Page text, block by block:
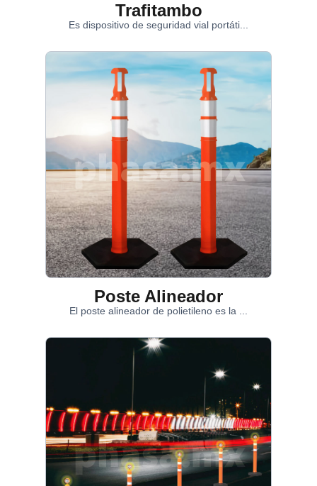
Trafitambo
Es dispositivo de seguridad vial portáti...
Poste Alineador
El poste alineador de polietileno es la ...